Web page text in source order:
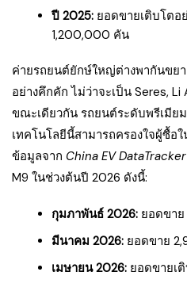
ปี 2025: ยอดขายเติบโตอ
1,200,000 คัน
ค่ายรถยนต์ยักษ์ใหญ่ต่างพากันขย
อย่างคึกคัก ไม่ว่าจะเป็น Seres,
ขณะเดียวกัน รถยนต์ระดับพรีเมีย
เทคโนโลยีนี้สามารถครองใจผู้ซื้อ
ข้อมูลจาก China EV DataTracker
M9 ในช่วงต้นปี 2026 ดังนี้:
กุมภาพันธ์ 2026: ยอดขา
มีนาคม 2026: ยอดขาย
เมษายน 2026: ยอดขายเ